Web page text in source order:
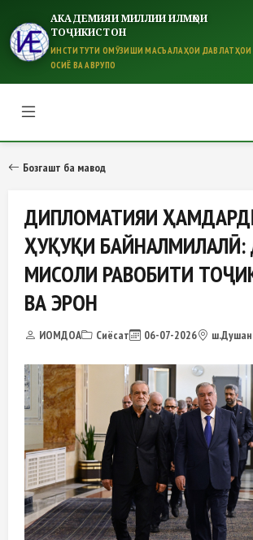
АКАДЕМИЯИ МИЛЛИИ ИЛМҲОИ
ТОҶИКИСТОН
ИНСТИТУТИ ОМӮЗИШИ МАСЪАЛАҲОИ ДАВЛАТҲОИ
ОСИЁ ВА АВРУПО
ДИПЛОМАТИЯИ
Бозгашт ба мавод
ДИПЛОМАТИЯИ
ҲУҚУҚИ БАЙНАЛМИЛАЛӢ:
МИСОЛИ РАВОБИТИ
ВА ЭРОН
ИОМДОА Сиёсат 06-07-2026